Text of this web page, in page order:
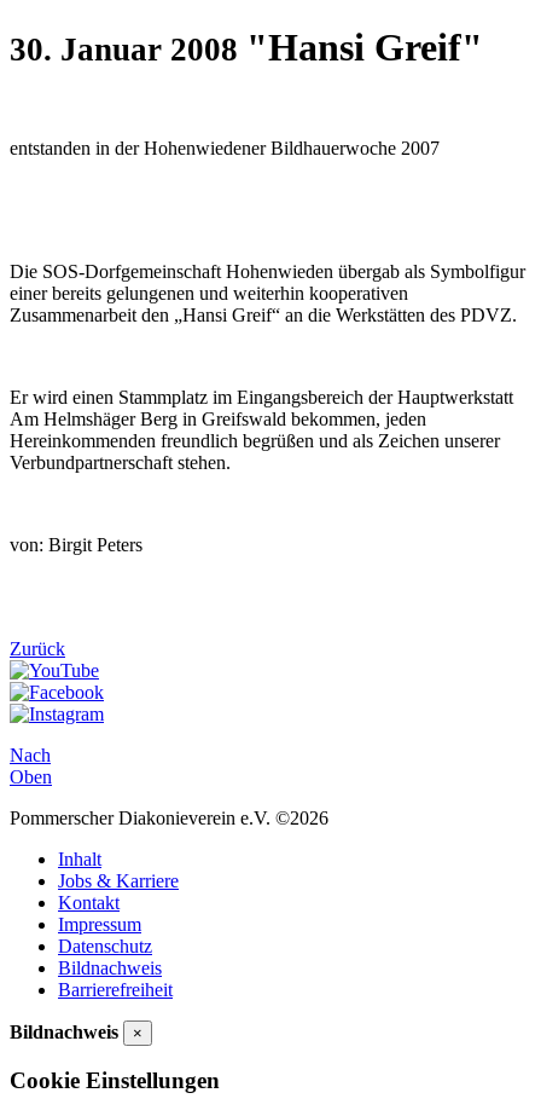
30. Januar 2008 "Hansi Greif"
entstanden in der Hohenwiedener Bildhauerwoche 2007
Die SOS-Dorfgemeinschaft Hohenwieden übergab als Symbolfigur
einer bereits gelungenen und weiterhin kooperativen
Zusammenarbeit den „Hansi Greif“ an die Werkstätten des PDVZ.
Er wird einen Stammplatz im Eingangsbereich der Hauptwerkstatt
Am Helmshäger Berg in Greifswald bekommen, jeden
Hereinkommenden freundlich begrüßen und als Zeichen unserer
Verbundpartnerschaft stehen.
von: Birgit Peters
Zurück
Nach
Oben
Pommerscher Diakonieverein e.V. ©2026
Inhalt
Jobs & Karriere
Kontakt
Impressum
Datenschutz
Bildnachweis
Barrierefreiheit
Bildnachweis ×
Cookie Einstellungen